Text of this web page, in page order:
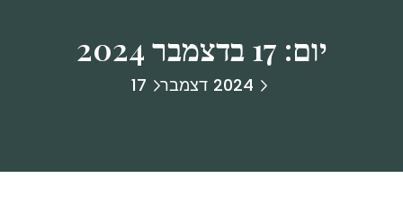
יום: 17 בדצמבר 2024
2024 דצמבר 17